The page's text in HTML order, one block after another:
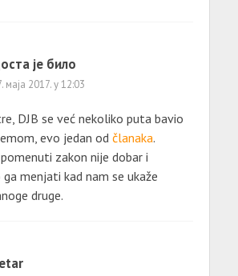
је било
маја 2017. у 12:03
DJB se već nekoliko puta bavio
evo jedan od članaka.
zakon nije dobar i
menjati kad nam se ukaže
druge.